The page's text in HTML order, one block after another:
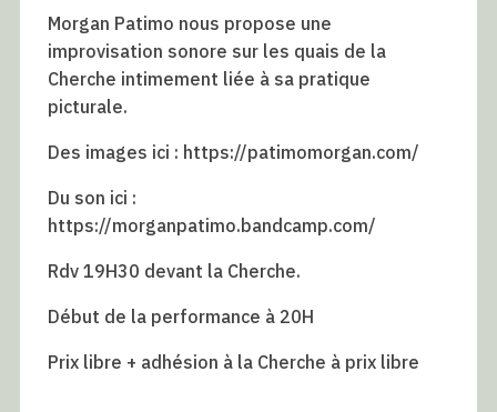
Morgan Patimo nous propose une
improvisation sonore sur les quais de la
Cherche intimement liée à sa pratique
picturale.
Des images ici : https://patimomorgan.com/
Du son ici :
https://morganpatimo.bandcamp.com/
Rdv 19H30 devant la Cherche.
Début de la performance à 20H
Prix libre + adhésion à la Cherche à prix libre